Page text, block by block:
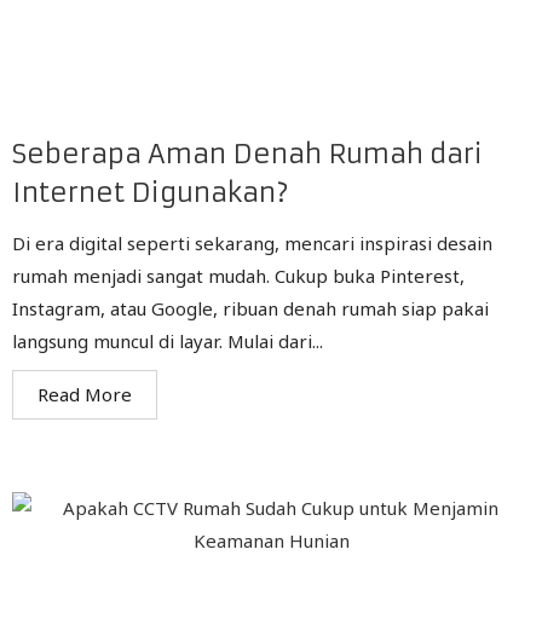
Seberapa Aman Denah Rumah dari
Internet Digunakan?
Di era digital seperti sekarang, mencari inspirasi desain
rumah menjadi sangat mudah. Cukup buka Pinterest,
Instagram, atau Google, ribuan denah rumah siap pakai
langsung muncul di layar. Mulai dari...
Read More